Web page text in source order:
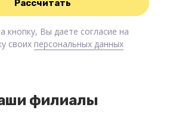
кнопку, Вы даете согласие на
своих персональных данных
филиалы